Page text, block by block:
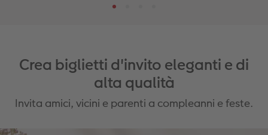
Crea biglietti d'invito eleganti e di
alta qualità
Invita amici, vicini e parenti a compleanni e feste.